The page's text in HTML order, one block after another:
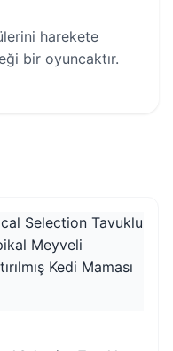
harekete
bir oyuncaktır.